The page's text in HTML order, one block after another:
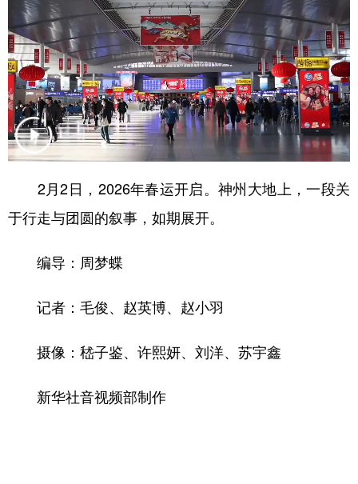
山东 河南 湖北 湖南
广东 广西 海南 重庆
四川 贵州 云南 西藏
陕西 甘肃 青海 宁夏
新疆 内蒙古
2月2日，2026年春运开启。神州大地上，一段关
于行走与团圆的叙事，如期展开。
编导：周梦蝶
记者：毛俊、赵英博、赵小羽
摄像：嵇子鉴、许熙妍、刘洋、苏宇鑫
新华社音视频部制作